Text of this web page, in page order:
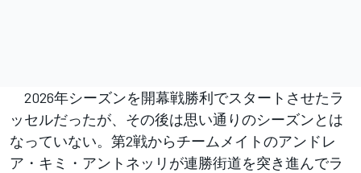
2026年シーズンを開幕戦勝利でスタートさせたラ
ッセルだったが、その後は思い通りのシーズンとは
なっていない。第2戦からチームメイトのアンドレ
ア・キミ・アントネッリが連勝街道を突き進んでラ